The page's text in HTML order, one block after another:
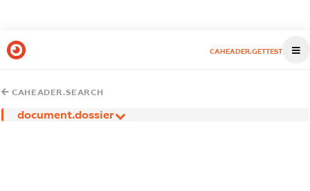
CAHEADER.GETTEST
CAHEADER.SEARCH
document.dossier